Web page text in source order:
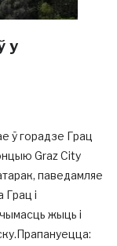
у
ў горадзе Грац
Graz City
паведамляе
і
жыць і